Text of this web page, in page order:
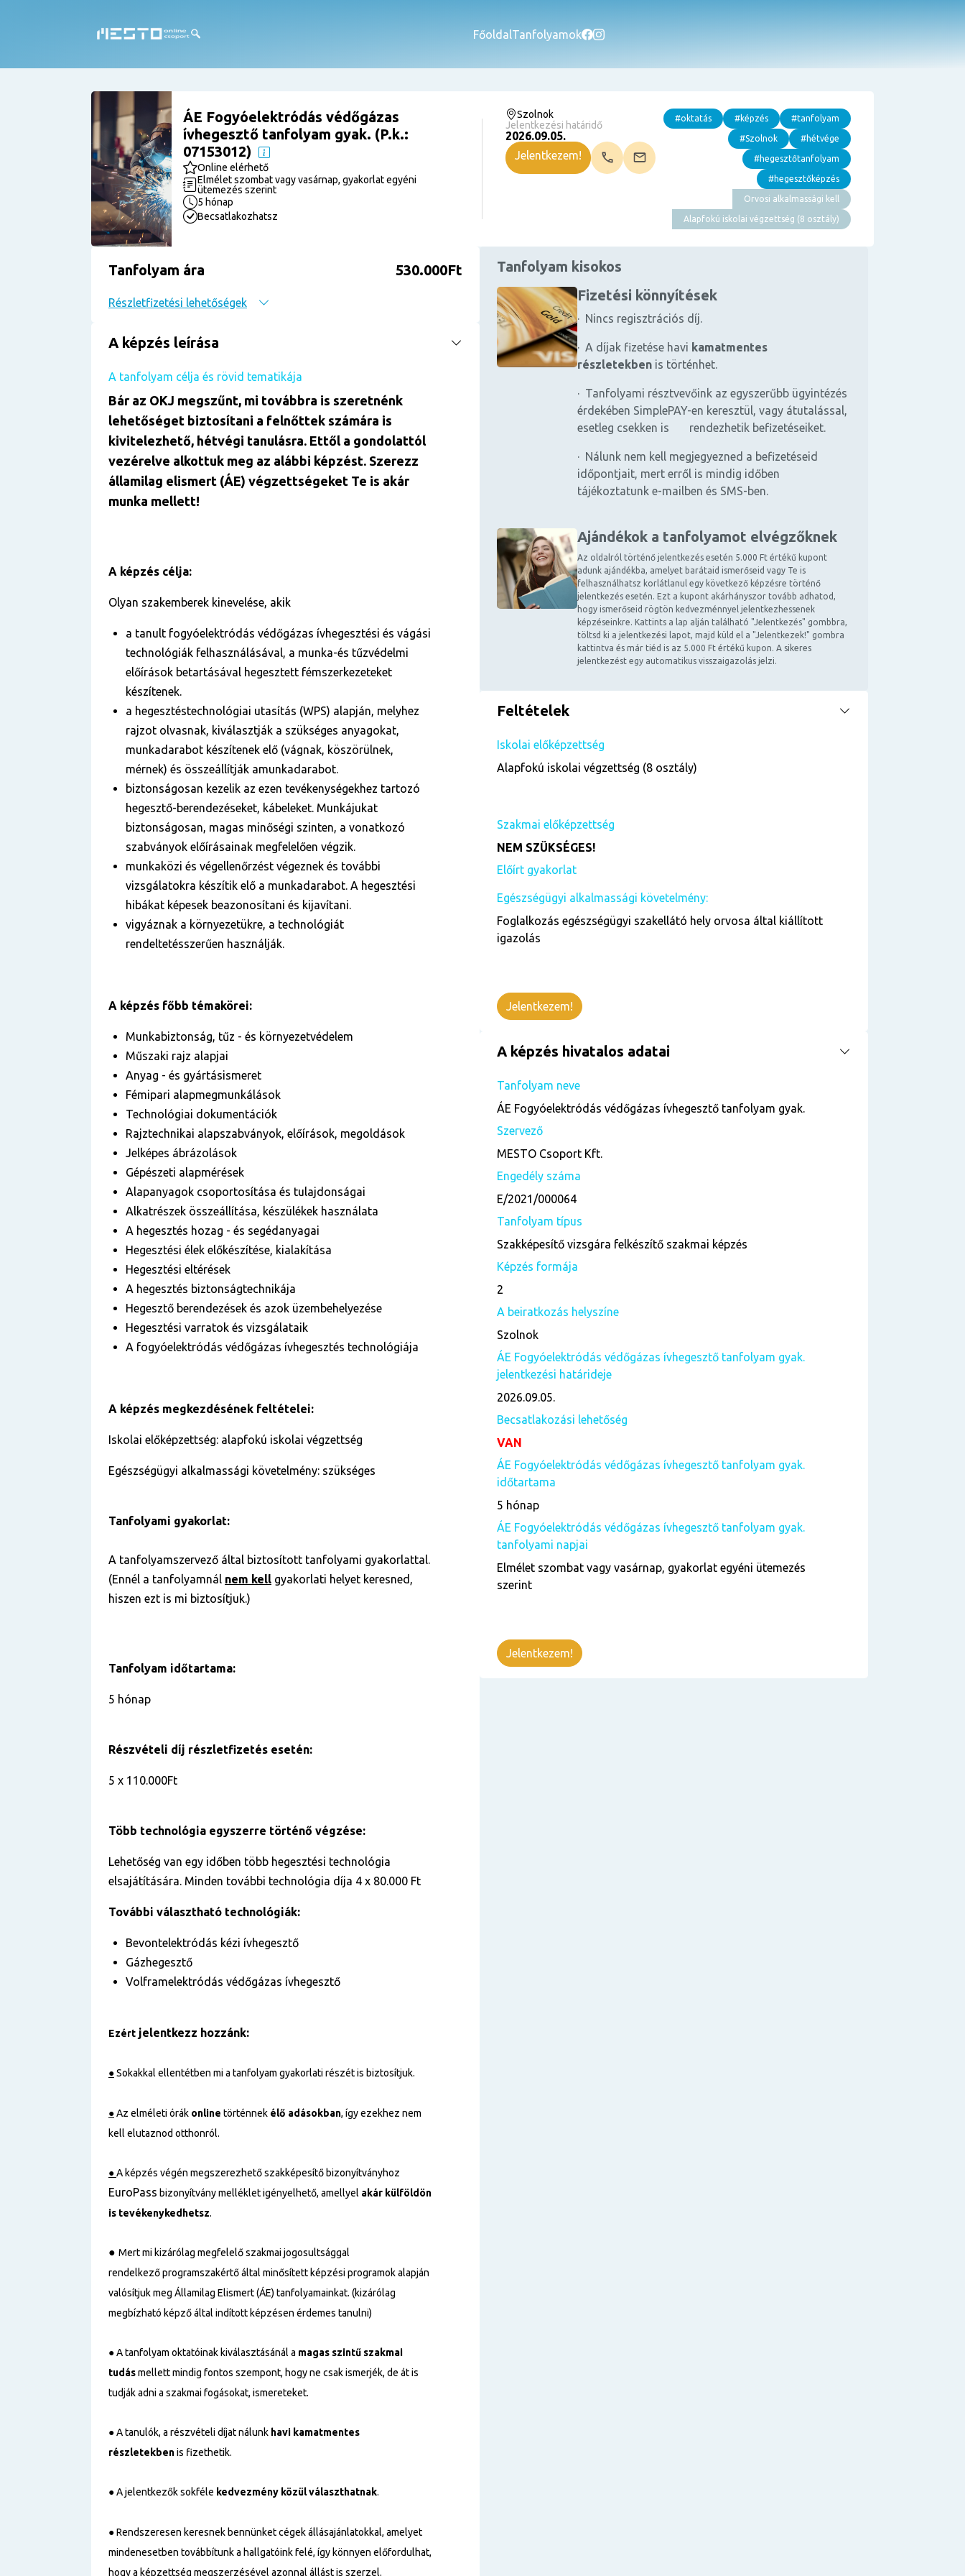
Főoldal Tanfolyamok
ÁE Fogyóelektródás védőgázas
ívhegesztő tanfolyam gyak. (P.k.:
07153012)
Online elérhető
Elmélet szombat vagy vasárnap, gyakorlat egyéni
ütemezés szerint
5 hónap
Becsatlakozhatsz
Szolnok
Jelentkezési határidő
2026.09.05.
Jelentkezem!
#oktatás #képzés #tanfolyam
#Szolnok #hétvége
#hegesztőtanfolyam
#hegesztőképzés
Orvosi alkalmassági kell
Alapfokú iskolai végzettség (8 osztály)
Tanfolyam ára 530.000Ft
Részletfizetési lehetőségek
A képzés leírása
A tanfolyam célja és rövid tematikája
Bár az OKJ megszűnt, mi továbbra is szeretnénk
lehetőséget biztosítani a felnőttek számára is
kivitelezhető, hétvégi tanulásra. Ettől a gondolattól
vezérelve alkottuk meg az alábbi képzést. Szerezz
államilag elismert (ÁE) végzettségeket Te is akár
munka mellett!
A képzés célja:
Olyan szakemberek kinevelése, akik
a tanult fogyóelektródás védőgázas ívhegesztési és vágási
technológiák felhasználásával, a munka-és tűzvédelmi
előírások betartásával hegesztett fémszerkezeteket
készítenek.
a hegesztéstechnológiai utasítás (WPS) alapján, melyhez
rajzot olvasnak, kiválasztják a szükséges anyagokat,
munkadarabot készítenek elő (vágnak, köszörülnek,
mérnek) és összeállítják amunkadarabot.
biztonságosan kezelik az ezen tevékenységekhez tartozó
hegesztő-berendezéseket, kábeleket. Munkájukat
biztonságosan, magas minőségi szinten, a vonatkozó
szabványok előírásainak megfelelően végzik.
munkaközi és végellenőrzést végeznek és további
vizsgálatokra készítik elő a munkadarabot. A hegesztési
hibákat képesek beazonosítani és kijavítani.
vigyáznak a környezetükre, a technológiát
rendeltetésszerűen használják.
A képzés főbb témakörei:
Munkabiztonság, tűz - és környezetvédelem
Műszaki rajz alapjai
Anyag - és gyártásismeret
Fémipari alapmegmunkálások
Technológiai dokumentációk
Rajztechnikai alapszabványok, előírások, megoldások
Jelképes ábrázolások
Gépészeti alapmérések
Alapanyagok csoportosítása és tulajdonságai
Alkatrészek összeállítása, készülékek használata
A hegesztés hozag - és segédanyagai
Hegesztési élek előkészítése, kialakítása
Hegesztési eltérések
A hegesztés biztonságtechnikája
Hegesztő berendezések és azok üzembehelyezése
Hegesztési varratok és vizsgálataik
A fogyóelektródás védőgázas ívhegesztés technológiája
A képzés megkezdésének feltételei:
Iskolai előképzettség: alapfokú iskolai végzettség
Egészségügyi alkalmassági követelmény: szükséges
Tanfolyami gyakorlat:
A tanfolyamszervező által biztosított tanfolyami gyakorlattal.
(Ennél a tanfolyamnál nem kell gyakorlati helyet keresned,
hiszen ezt is mi biztosítjuk.)
Tanfolyam időtartama:
5 hónap
Részvételi díj részletfizetés esetén:
5 x 110.000Ft
Több technológia egyszerre történő végzése:
Lehetőség van egy időben több hegesztési technológia
elsajátítására. Minden további technológia díja 4 x 80.000 Ft
További választható technológiák:
Bevontelektródás kézi ívhegesztő
Gázhegesztő
Volframelektródás védőgázas ívhegesztő
Ezért jelentkezz hozzánk:
●Sokakkal ellentétben mi a tanfolyam gyakorlati részét is biztosítjuk.
●Az elméleti órák online történnek élő adásokban, így ezekhez nem
kell elutaznod otthonról.
●A képzés végén megszerezhető szakképesítő bizonyítványhoz
EuroPass bizonyítvány melléklet igényelhető, amellyel akár külföldön
is tevékenykedhetsz.
● Mert mi kizárólag megfelelő szakmai jogosultsággal
rendelkező programszakértő által minősített képzési programok alapján
valósítjuk meg Államilag Elismert (ÁE) tanfolyamainkat. (kizárólag
megbízható képző által indított képzésen érdemes tanulni)
● A tanfolyam oktatóinak kiválasztásánál a magas szintű szakmai
tudásmellett mindig fontos szempont, hogy ne csak ismerjék, de át is
tudják adni a szakmai fogásokat, ismereteket.
● A tanulók, a részvételi díjat nálunk havi kamatmentes
részletekbenis fizethetik.
● A jelentkezők sokféle kedvezmény közül választhatnak.
● Rendszeresen keresnek bennünket cégek állásajánlatokkal, amelyet
mindenesetben továbbítunk a hallgatóink felé, így könnyen előfordulhat,
hogy a képzettség megszerzésével azonnal állást is szerzel.
Tanfolyam kisokos
Fizetési könnyítések
· Nincs regisztrációs díj.
· A díjak fizetése havi kamatmentes
részletekben is történhet.
· Tanfolyami résztvevőink az egyszerűbb ügyintézés
érdekében SimplePAY-en keresztül, vagy átutalással,
esetleg csekken is rendezhetik befizetéseiket.
· Nálunk nem kell megjegyezned a befizetéseid
időpontjait, mert erről is mindig időben
tájékoztatunk e-mailben és SMS-ben.
Ajándékok a tanfolyamot elvégzőknek
Az oldalról történő jelentkezés esetén 5.000 Ft értékű kupont
adunk ajándékba, amelyet barátaid ismerőseid vagy Te is
felhasználhatsz korlátlanul egy következő képzésre történő
jelentkezés esetén. Ezt a kupont akárhányszor tovább adhatod,
hogy ismerőseid rögtön kedvezménnyel jelentkezhessenek
képzéseinkre. Kattints a lap alján található "Jelentkezés" gombbra,
töltsd ki a jelentkezési lapot, majd küld el a "Jelentkezek!" gombra
kattintva és már tiéd is az 5.000 Ft értékű kupon. A sikeres
jelentkezést egy automatikus visszaigazolás jelzi.
Feltételek
Iskolai előképzettség
Alapfokú iskolai végzettség (8 osztály)
Szakmai előképzettség
NEM SZÜKSÉGES!
Előírt gyakorlat
Egészségügyi alkalmassági követelmény:
Foglalkozás egészségügyi szakellátó hely orvosa által kiállított
igazolás
Jelentkezem!
A képzés hivatalos adatai
Tanfolyam neve
ÁE Fogyóelektródás védőgázas ívhegesztő tanfolyam gyak.
Szervező
MESTO Csoport Kft.
Engedély száma
E/2021/000064
Tanfolyam típus
Szakképesítő vizsgára felkészítő szakmai képzés
Képzés formája
2
A beiratkozás helyszíne
Szolnok
ÁE Fogyóelektródás védőgázas ívhegesztő tanfolyam gyak.
jelentkezési határideje
2026.09.05.
Becsatlakozási lehetőség
VAN
ÁE Fogyóelektródás védőgázas ívhegesztő tanfolyam gyak.
időtartama
5 hónap
ÁE Fogyóelektródás védőgázas ívhegesztő tanfolyam gyak.
tanfolyami napjai
Elmélet szombat vagy vasárnap, gyakorlat egyéni ütemezés
szerint
Jelentkezem!